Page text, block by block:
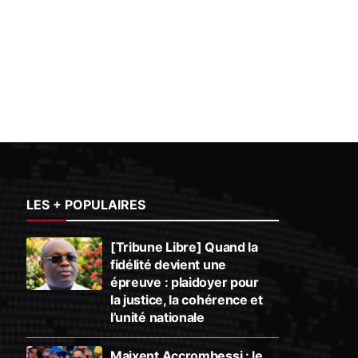
LES + POPULAIRES
[Tribune Libre] Quand la
fidélité devient une
épreuve : plaidoyer pour
la justice, la cohérence et
l’unité nationale